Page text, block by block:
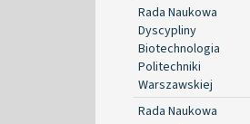
Rada Naukowa
Dyscypliny
Biotechnologia
Politechniki
Warszawskiej
Rada Naukowa